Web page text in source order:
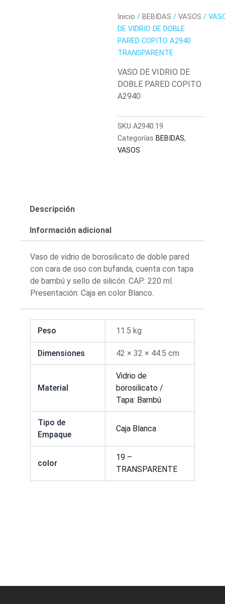
Inicio / BEBIDAS / VASOS /
DE VIDRIO DE DOBLE
PARED COPITO A2940
TRANSPARENTE
VASO DE VIDRIO DE
DOBLE PARED COPITO
A2940
SKU A2940.19
Categorías BEBIDAS,
VASOS
Descripción
Información adicional
Vaso de vidrio de borosilicato de doble pared
con cara de oso con bufanda, cuenta con tapa
de bambú y sello de silicón. CAP.: 220 ml.
Presentación: Caja en color Blanco.
Peso 11.5 kg
Dimensiones 42 × 32 × 44.5 cm
Material
Vidrio de
borosilicato /
Tapa: Bambú
Tipo de
Empaque
Caja Blanca
color
19 –
TRANSPARENTE